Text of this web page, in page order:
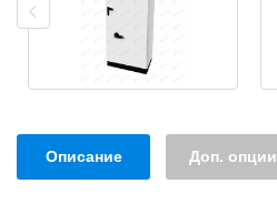
Описание Доп. опции